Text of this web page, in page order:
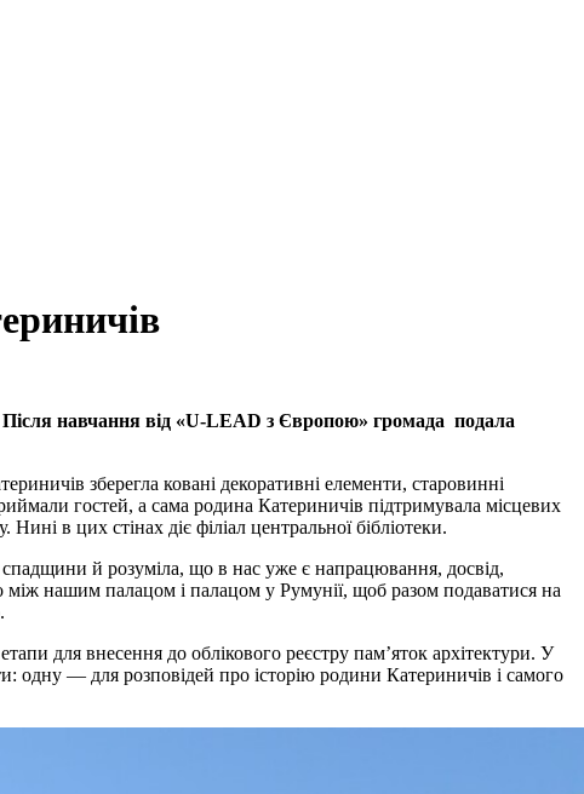
навчання від «U-LEAD з Європою» громада подала
зберегла ковані декоративні елементи, старовинні
гостей, а сама родина Катериничів підтримувала місцевих
в цих стінах діє філіал центральної бібліотеки.
й розуміла, що в нас уже є напрацювання, досвід,
нашим палацом і палацом у Румунії, щоб разом подаватися на
для внесення до облікового реєстру пам’яток архітектури. У
одну — для розповідей про історію родини Катериничів і самого